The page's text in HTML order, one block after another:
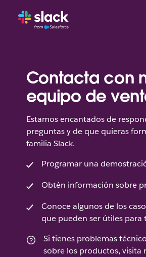
Contacta con
equipo de
Estamos encantados de
preguntas y de que quieras
familia Slack.
Programar una
Obtén información sobre
Conoce algunos de los
que pueden ser útiles para
Si tienes problemas
sobre los productos, visita